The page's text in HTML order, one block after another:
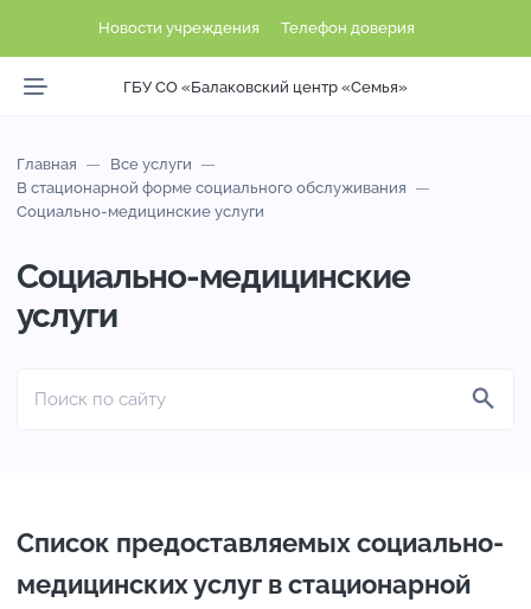
Новости учреждения Телефон доверия
ГБУ СО «Балаковский центр «Семья»
Главная
Все услуги
В стационарной форме социального обслуживания
Социально-медицинские услуги
Социально-медицинские
услуги
Список предоставляемых социально-
медицинских услуг в стационарной